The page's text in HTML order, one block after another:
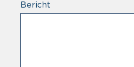
Bericht